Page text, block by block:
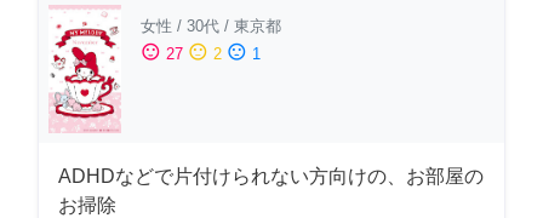
女性 / 30代 / 東京都
sentiment_satisfied 27 sentiment_neutral 2 sentiment_dissatisfied 1
ADHDなどで片付けられない方向けの、お部屋の
お掃除